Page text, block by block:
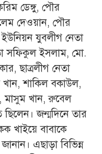
ডেঙ্গু, পৌর
দেওয়ান, পৌর
যুবলীগ নেতা
সফিকুল ইসলাম, মো.
ছাত্রলীগ নেতা
খান, শাকিল বকাউল,
মাসুম খান, রুবেল
ছিলেন। জন্মদিনে তার
খাইয়ে বাবাকে
এছাড়া বিভিন্ন